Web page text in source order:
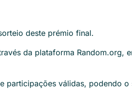
deste prémio final.
da plataforma Random.org,
válidas, podendo